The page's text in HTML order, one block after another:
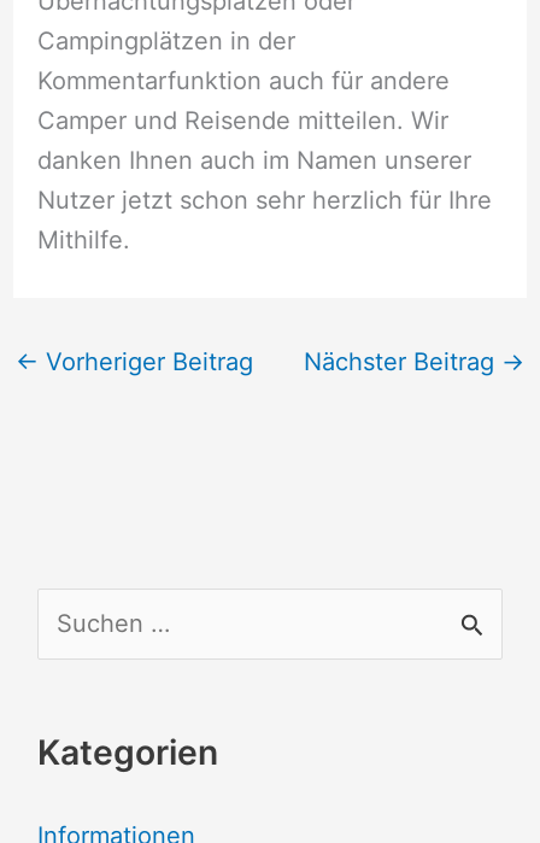
Campingplätzen in der
Kommentarfunktion auch für andere
Camper und Reisende mitteilen. Wir
danken Ihnen auch im Namen unserer
Nutzer jetzt schon sehr herzlich für Ihre
Mithilfe.
← Vorheriger Beitrag Nächster Beitrag →
u
h
Kategorien
Informationen